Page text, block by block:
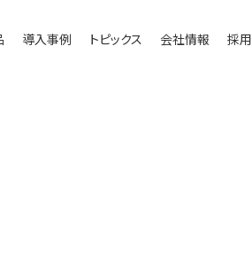
導入事例 トピックス 会社情報 採用